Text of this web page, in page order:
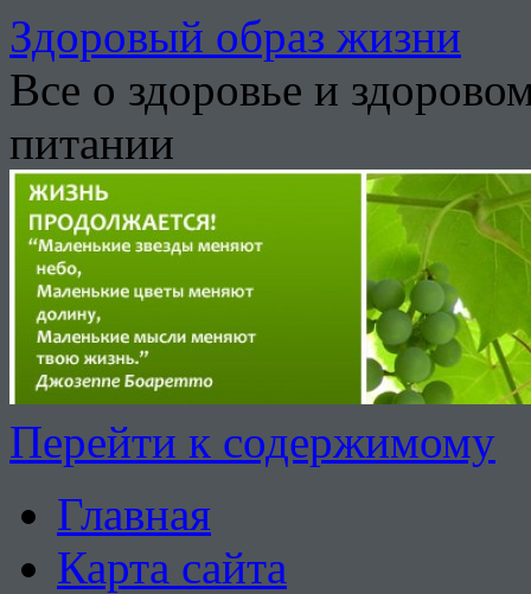
Здоровый образ жизни
Все о здоровье и
питании
Перейти к содержимому
Главная
Карта сайта